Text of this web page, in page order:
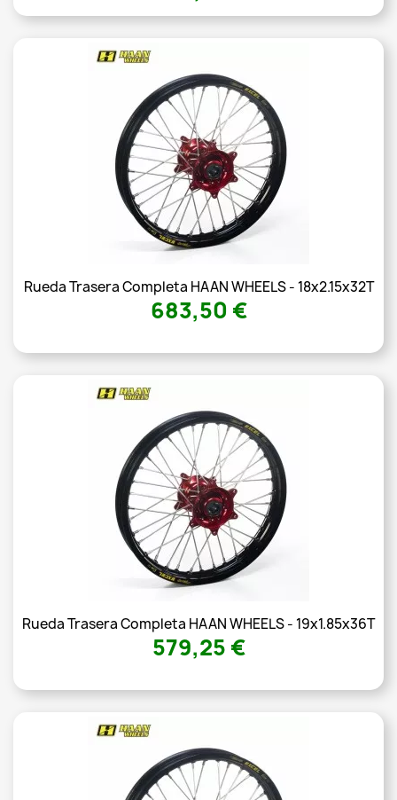
Rueda Trasera Completa HAAN WHEELS - 18x2.15x32T
683,50 €
Rueda Trasera Completa HAAN WHEELS - 19x1.85x36T
579,25 €